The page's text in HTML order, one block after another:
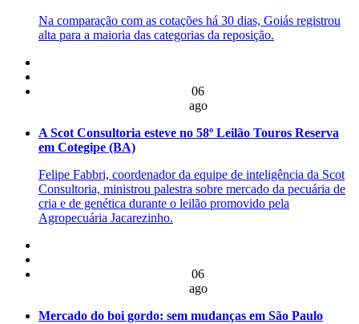
Na comparação com as cotações há 30 dias, Goiás registrou
alta para a maioria das categorias da reposição.
06
ago
A Scot Consultoria esteve no 58º Leilão Touros Reserva
em Cotegipe (BA)
Felipe Fabbri, coordenador da equipe de inteligência da Scot
Consultoria, ministrou palestra sobre mercado da pecuária de
cria e de genética durante o leilão promovido pela
Agropecuária Jacarezinho.
06
ago
Mercado do boi gordo: sem mudanças em São Paulo